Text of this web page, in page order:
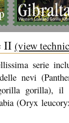
II (view
serie
nevi
gorilla), il
(Oryx